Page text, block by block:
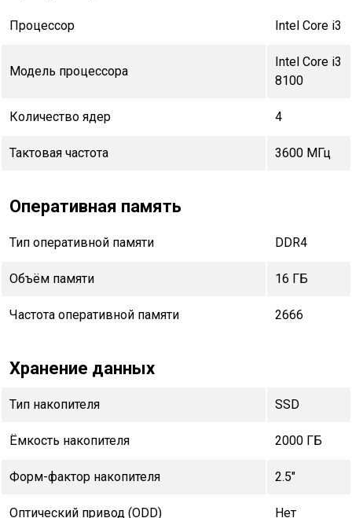
Процессор Intel Core i3
Модель процессора
Intel Core i3
8100
Количество ядер 4
Тактовая частота 3600 МГц
Оперативная память
Тип оперативной памяти DDR4
Объём памяти 16 ГБ
Частота оперативной памяти 2666
Хранение данных
Тип накопителя SSD
Ёмкость накопителя 2000 ГБ
Форм-фактор накопителя 2.5"
Оптический привод (ODD) Нет